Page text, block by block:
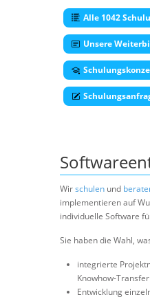
Alle 1042
Unsere
Wirschulen und
implementieren auf
individuelle Software
Sie haben die Wahl,
integrierte
Knowhow-Transfer
Entwicklung